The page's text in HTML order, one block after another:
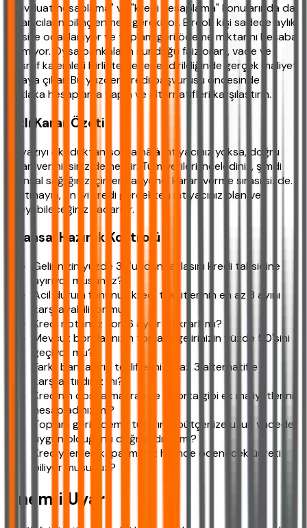
"Mevduat hesaplama" ve "kredi hesaplama" konularında da
kullanıcıların bilinçlenmesi gerekiyor. Birçok kişi sadece aylık
taksite odaklanıyor ve toplam geri ödeme miktarını hesaba
katmıyor. Oysa bankaların sunduğu faiz oranı, vade ve
masraf kalemleri birlikte değerlendirildiğinde gerçek maliyet
ortaya çıkar. Bu yüzden kredi başvurusu öncesinde
mutlaka hesaplama yapın ve alternatifleri karşılaştırın.
Hızlı Karar Özeti
Bu yazıyı okuduktan sonra hâlâ ihtiyacınız yoksa, doğru
kararı vermişsiniz demektir. Tüm verileri incelediniz, şimdi
finansal sağlığınız için en rasyonel kararı verme sırası sizde.
Unutmayın, en iyi kredi gerçekten ihtiyacınız olan ve
ödeyebileceğiniz kadardır.
Finansal Hazırlık Kontrolü
Gelirinizin yüzde 30'undan fazlasını kredi taksidine
ayırıyor musunuz?
Acil durum fonunuz kredi taksitlerinin en az 3 ayını
karşılayabiliyor mu?
Kredi notunuz son 6 aydır istikrarlı mı?
Mevcut borçlarınızın toplamı gelirinizin yüzde 50'sini
geçiyor mu?
Farklı bankaların tekliflerini en az 3 alternatifle
karşılaştırdınız mı?
Kredinin dosya masrafı ve sigorta gibi ek maliyetlerini
hesapladınız mı?
Toplam geri ödeme tutarının bütçenize uzun vadede
uygun olduğunu doğruladınız mı?
Krediyi erken kapatmanız halinde ödenecek ücreti
biliyor musunuz?
Önemli Uyarı